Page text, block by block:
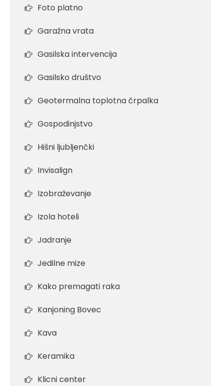
Foto platno
Garažna vrata
Gasilska intervencija
Gasilsko društvo
Geotermalna toplotna črpalka
Gospodinjstvo
Hišni ljubljenčki
Invisalign
Izobraževanje
Izola hoteli
Jadranje
Jedilne mize
Kako premagati raka
Kanjoning Bovec
Kava
Keramika
Klicni center